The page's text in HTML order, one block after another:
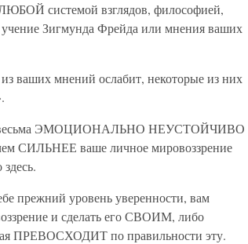
системой взглядов, философией,
учение Зигмунда Фрейда или мнения ваших
ваших мнений ослабит, некоторые из них
весьма ЭМОЦИОНАЛЬНО НЕУСТОЙЧИВО
СИЛЬНЕЕ ваше личное мировоззрение
прежний уровень уверенности, вам
и сделать его СВОИМ, либо
ПРЕВОСХОДИТ по правильности эту.